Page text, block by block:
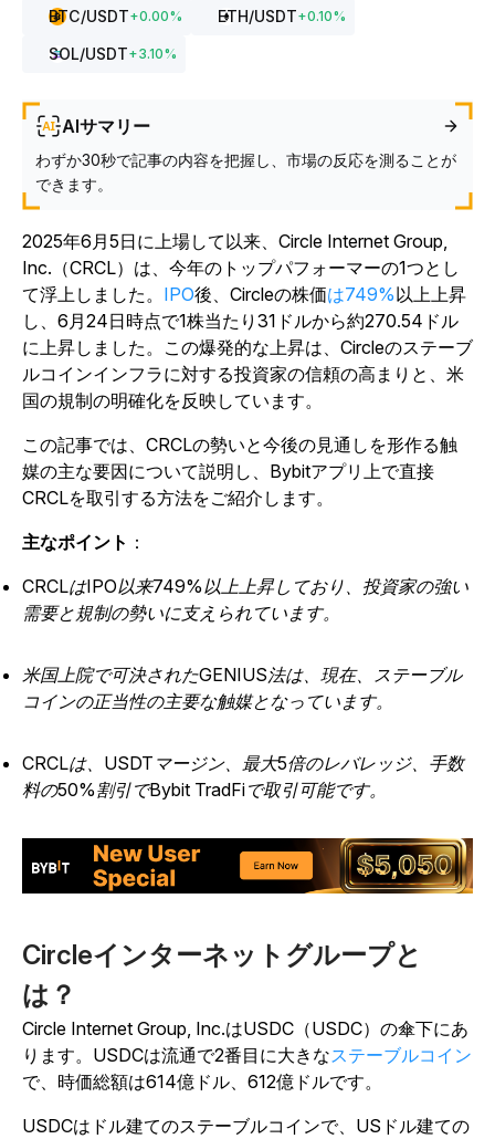
BTC/USDT+0.00% ETH/USDT+0.10%
SOL/USDT+3.10%
AIサマリー
わずか30秒で記事の内容を把握し、市場の反応を測ることが
できます。
2025年6月5日に上場して以来、Circle Internet Group,
Inc.（CRCL）は、今年のトップパフォーマーの1つとし
て浮上しました。 IPO後、Circleの株価は749%以上上昇
し、6月24日時点で1株当たり31ドルから約270.54ドル
に上昇しました。この爆発的な上昇は、Circleのステーブ
ルコインインフラに対する投資家の信頼の高まりと、米
国の規制の明確化を反映しています。
この記事では、CRCLの勢いと今後の見通しを形作る触
媒の主な要因について説明し、Bybitアプリ上で直接
CRCLを取引する方法をご紹介します。
主なポイント ：
CRCLはIPO以来749%以上上昇しており、投資家の強い
需要と規制の勢いに支えられています。
米国上院で可決されたGENIUS法は、現在、ステーブル
コインの正当性の主要な触媒となっています。
CRCLは、USDTマージン、最大5倍のレバレッジ、手数
料の50%割引でBybit TradFiで取引可能です。
Circleインターネットグループと
は？
Circle Internet Group, Inc.はUSDC（USDC）の傘下にあ
ります。USDCは流通で2番目に大きなステーブルコイン
で、時価総額は614億ドル、612億ドルです。
USDCはドル建てのステーブルコインで、USドル建ての